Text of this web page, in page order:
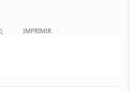
IMPRIMIR